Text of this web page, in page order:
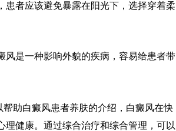
者应该避免暴露在阳光下，选择穿着柔
是一种影响外貌的疾病，容易给患者带
助白癜风患者养肤的介绍，白癜风在快
健康。通过综合治疗和综合管理，可以